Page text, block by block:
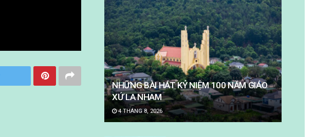
NHỮNG BÀI HÁT KỶ NIỆM 100 NĂM GIÁO
XỨ LA NHAM
4 THÁNG 8, 2026